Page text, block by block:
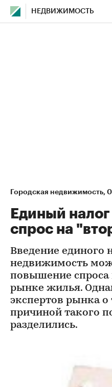
НЕДВИЖИМОСТЬ
Городская недвижимость⁠,
Единый
спрос на
Введение единого
недвижимость
повышение спроса
рынке жилья.
экспертов рынка о
причиной такого
разделились.